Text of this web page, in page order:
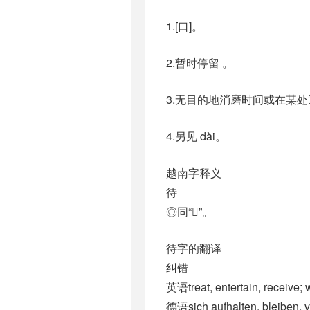
1.[口]。
2.暂时停留 。
3.无目的地消磨时间或在某处
4.另见 dài。
越南字释义
待
◎同“𩂠”。
待字的翻译
纠错
英语treat, entertain, receive;
德语sich aufhalten, bleiben,